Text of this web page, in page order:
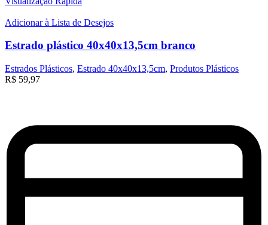
Adicionar à Lista de Desejos
Estrado plástico 40x40x13,5cm branco
Estrados Plásticos, Estrado 40x40x13,5cm, Produtos Plásticos
R$ 59,97